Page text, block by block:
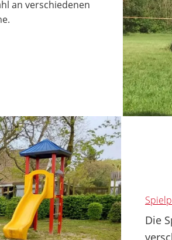
an verschiedenen
Die